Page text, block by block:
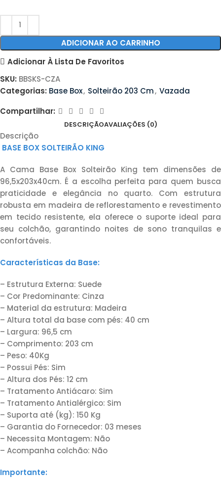
ADICIONAR AO CARRINHO
Adicionar À Lista De Favoritos
SKU: BBSKS-CZA
Categorias: Base Box, Solteirão 203 Cm, Vazada
Compartilhar:
DESCRIÇÃOAVALIAÇÕES (0)
Descrição
BASE BOX SOLTEIRÃO KING
A Cama Base Box Solteirão King tem dimensões de
96,5x203x40cm. É a escolha perfeita para quem busca
praticidade e elegância no quarto. Com estrutura
robusta em madeira de reflorestamento e revestimento
em tecido resistente, ela oferece o suporte ideal para
seu colchão, garantindo noites de sono tranquilas e
confortáveis.
Características da Base:
– Estrutura Externa: Suede
– Cor Predominante: Cinza
– Material da estrutura: Madeira
– Altura total da base com pés: 40 cm
– Largura: 96,5 cm
– Comprimento: 203 cm
– Peso: 40Kg
– Possui Pés: Sim
– Altura dos Pés: 12 cm
– Tratamento Antiácaro: Sim
– Tratamento Antialérgico: Sim
– Suporta até (kg): 150 Kg
– Garantia do Fornecedor: 03 meses
– Necessita Montagem: Não
– Acompanha colchão: Não
Importante: